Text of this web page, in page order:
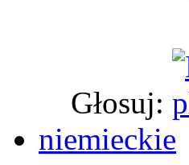
Głosuj:
niemieckie